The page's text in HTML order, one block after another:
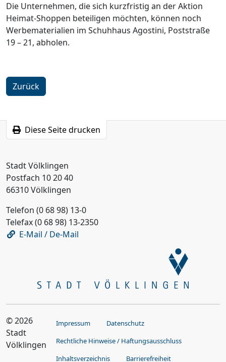
Die Unternehmen, die sich kurzfristig an der Aktion
Heimat-Shoppen beteiligen möchten, können noch
Werbematerialien im Schuhhaus Agostini, Poststraße
19 – 21, abholen.
Zurück
Diese Seite drucken
Stadt Völklingen
Postfach 10 20 40
66310 Völklingen
Telefon (0 68 98) 13-0
Telefax (0 68 98) 13-2350
E-Mail / De-Mail
© 2026
Stadt
Völklingen
Impressum
Datenschutz
Rechtliche Hinweise / Haftungsausschluss
Inhaltsverzeichnis
Barrierefreiheit